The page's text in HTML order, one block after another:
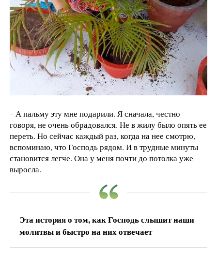
– А пальму эту мне подарили. Я сначала, честно
говоря, не очень обрадовался. Не в жилу было опять ее
переть. Но сейчас каждый раз, когда на нее смотрю,
вспоминаю, что Господь рядом. И в трудные минуты
становится легче. Она у меня почти до потолка уже
выросла.
Эта история о том, как Господь слышит наши
молитвы и быстро на них отвечает